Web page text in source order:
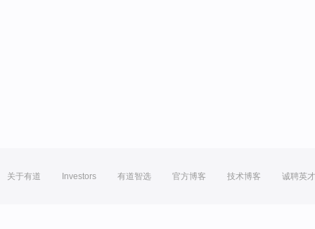
关于有道 Investors 有道智选 官方博客 技术博客 诚聘英才